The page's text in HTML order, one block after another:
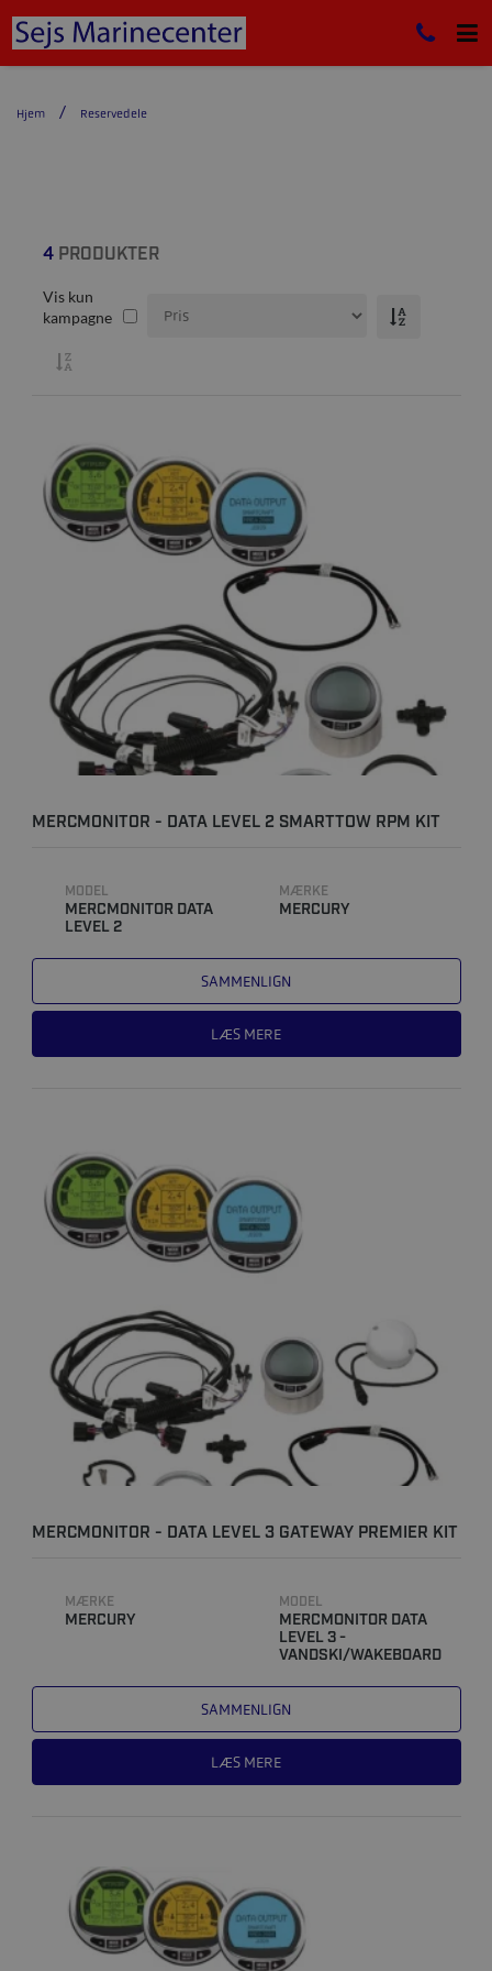
Hjem Reservedele
4PRODUKTER
Vis kun
kampagne
MERCMONITOR - DATA LEVEL 2 SMARTTOW RPM KIT
MODEL
MERCMONITOR DATA
LEVEL 2
MÆRKE
MERCURY
SAMMENLIGN
LÆS MERE
MERCMONITOR - DATA LEVEL 3 GATEWAY PREMIER KIT
MÆRKE
MERCURY
MODEL
MERCMONITOR DATA
LEVEL 3 -
VANDSKI/WAKEBOARD
SAMMENLIGN
LÆS MERE